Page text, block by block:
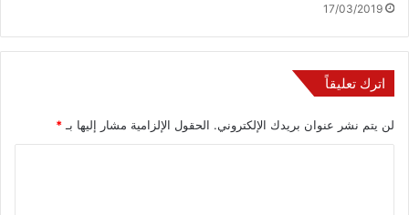
17/03/2019
اترك تعليقاً
لن يتم نشر عنوان بريدك الإلكتروني. الحقول الإلزامية مشار إليها بـ *